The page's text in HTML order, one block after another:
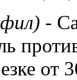
-